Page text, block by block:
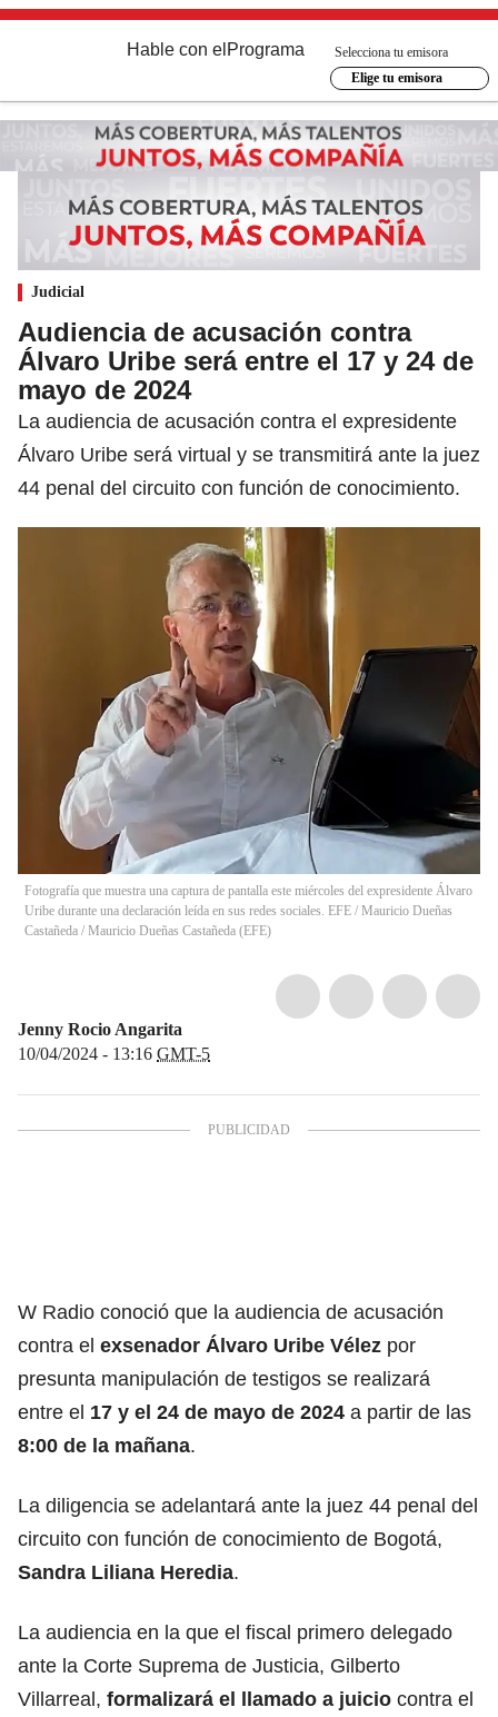
Hable con el Programa
Selecciona tu emisora
Elige tu emisora
Judicial
Audiencia de acusación contra
Álvaro Uribe será entre el 17 y 24 de
mayo de 2024
La audiencia de acusación contra el expresidente
Álvaro Uribe será virtual y se transmitirá ante la juez
44 penal del circuito con función de conocimiento.
Fotografía que muestra una captura de pantalla este miércoles del expresidente Álvaro
Uribe durante una declaración leída en sus redes sociales. EFE / Mauricio Dueñas
Castañeda / Mauricio Dueñas Castañeda (EFE)
Jenny Rocio Angarita
10/04/2024 - 13:16 GMT-5
W Radio conoció que la audiencia de acusación
contra el exsenador Álvaro Uribe Vélez por
presunta manipulación de testigos se realizará
entre el 17 y el 24 de mayo de 2024 a partir de las
8:00 de la mañana.
La diligencia se adelantará ante la juez 44 penal del
circuito con función de conocimiento de Bogotá,
Sandra Liliana Heredia.
La audiencia en la que el fiscal primero delegado
ante la Corte Suprema de Justicia, Gilberto
Villarreal, formalizará el llamado a juicio contra el